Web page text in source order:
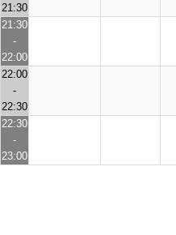
21:30
21:30
-
22:00
22:00
-
22:30
22:30
-
23:00